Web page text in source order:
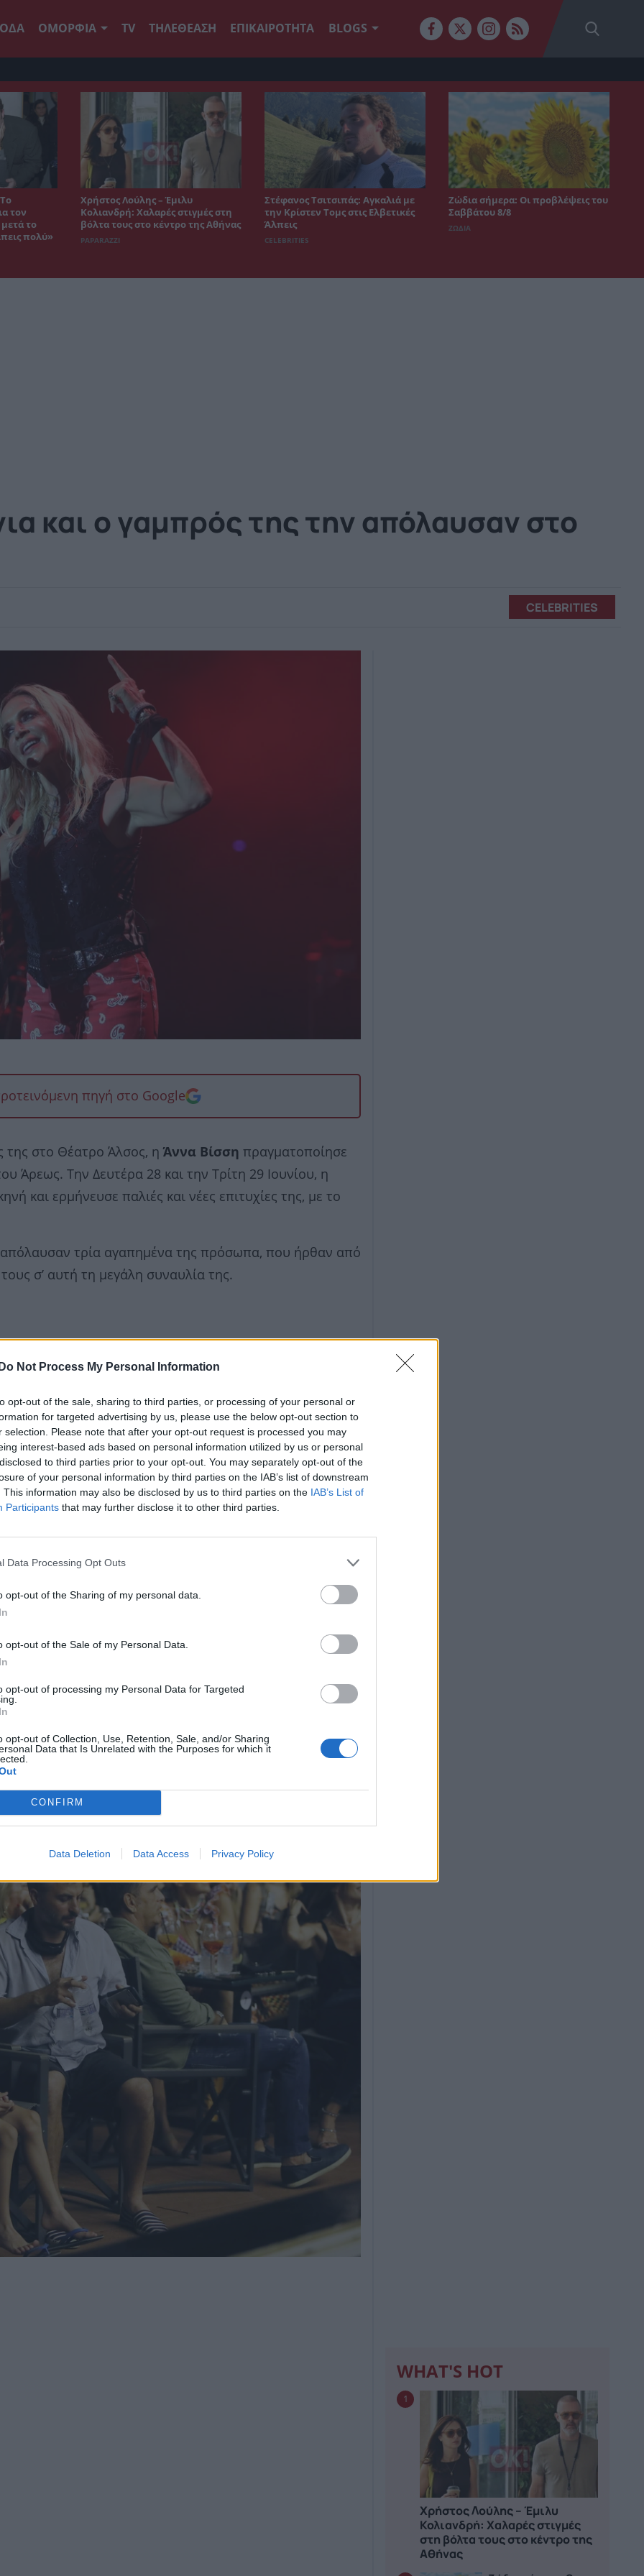
Do Not Process My Personal Information
opt-out of the sale, sharing to third parties, or processing of your personal or
for targeted advertising by us, please use the below opt-out section to
selection. Please note that after your opt-out request is processed you may
interest-based ads based on personal information utilized by us or personal
to third parties prior to your opt-out. You may separately opt-out of the
of your personal information by third parties on the IAB’s list of downstream
This information may also be disclosed by us to third parties on the IAB’s List of
Participants that may further disclose it to other third parties.
Data Processing Opt Outs
opt-out of the Sharing of my personal data.
opt-out of the Sale of my Personal Data.
opt-out of processing my Personal Data for Targeted
opt-out of Collection, Use, Retention, Sale, and/or Sharing
Data that Is Unrelated with the Purposes for which it
CONFIRM
Data Deletion Data Access Privacy Policy
ΟΜΟΡΦΙΑ TV ΤΗΛΕΘΕΑΣΗ ΕΠΙΚΑΙΡΟΤΗΤΑ BLOGS
τον
το
πολύ»
Χρήστος Λούλης – Έμιλυ
Κολιανδρή: Χαλαρές στιγμές στη
βόλτα τους στο κέντρο της Αθήνας
PAPARAZZI
Στέφανος Τσιτσιπάς: Αγκαλιά με
την Κρίστεν Τομς στις Ελβετικές
Άλπεις
CELEBRITIES
Ζώδια σήμερα: Οι προβλέψεις του
Σαββάτου 8/8
ΖΩΔΙΑ
και ο γαμπρός της την απόλαυσαν στο
CELEBRITIES
πηγή στο Google
της στο Θέατρο Άλσος, η Άννα Βίσση πραγματοποίησε
Άρεως. Την Δευτέρα 28 και την Τρίτη 29 Ιουνίου, η
και ερμήνευσε παλιές και νέες επιτυχίες της, με το
απόλαυσαν τρία αγαπημένα της πρόσωπα, που ήρθαν από
σ’ αυτή τη μεγάλη συναυλία της.
και τα δύο εγγόνια της,
. Μπαμπάς
η κόρη της Άννας Βίσση,
υποχρεώσεων.
WHAT'S HOT
1
Χρήστος Λούλης – Έμιλυ
Κολιανδρή: Χαλαρές στιγμές
στη βόλτα τους στο κέντρο της
Αθήνας